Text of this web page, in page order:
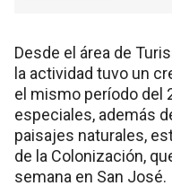
Desde el área de
la actividad tuvo un
el mismo período del
especiales, además
paisajes naturales,
de la Colonización,
semana en San José.